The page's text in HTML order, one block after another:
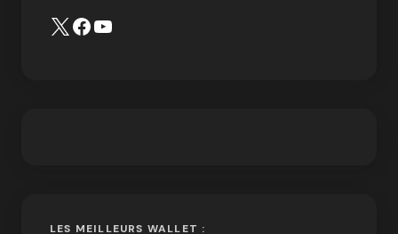
LES MEILLEURS WALLET :